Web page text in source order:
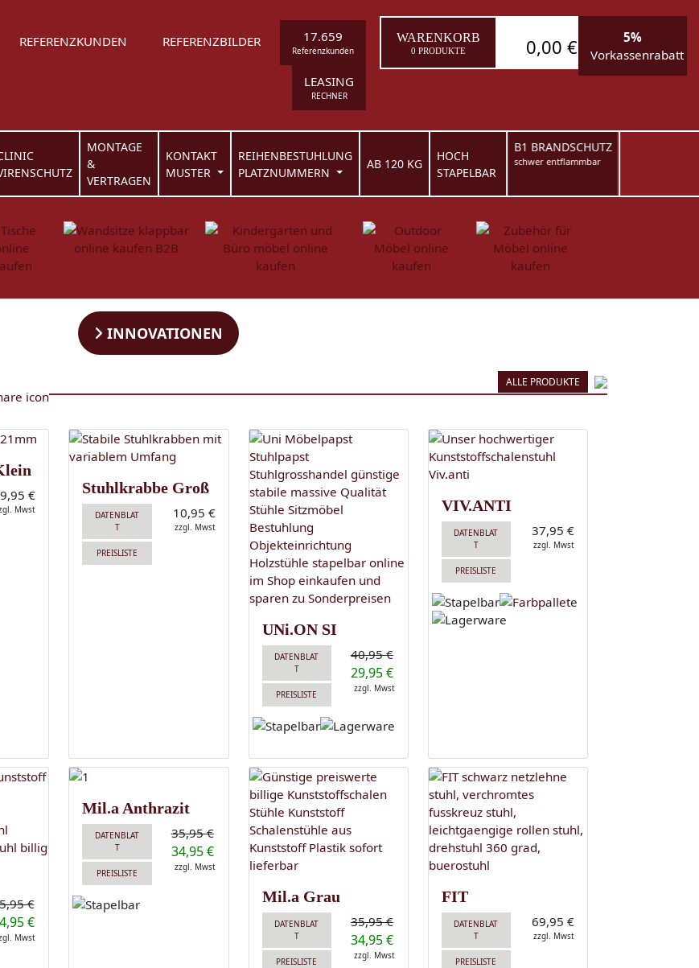
REFERENZKUNDEN REFERENZBILDER 17.659
Referenzkunden
LEASING
RECHNER
WARENKORB
0 PRODUKTE 0,00 €
5%
Vorkassenrabatt
MONTAGE
&
VERTRAGEN
KONTAKT
MUSTER
REIHENBESTUHLUNG
PLATZNUMMERN
AB 120 KG
HOCH
STAPELBAR
B1 BRANDSCHUTZ
schwer entflammbar
INNOVATIONEN
ALLE PRODUKTE
9,95 €
Mwst
Stuhlkrabbe Groß
DATENBLAT
T
PREISLISTE
10,95 €
zzgl. Mwst
UNi.ON SI
DATENBLAT
T
PREISLISTE
40,95 €
29,95 €
zzgl. Mwst
VIV.ANTI
DATENBLAT
T
PREISLISTE
37,95 €
zzgl. Mwst
€
€
Mwst
Mil.a Anthrazit
DATENBLAT
T
PREISLISTE
35,95 €
34,95 €
zzgl. Mwst
Mil.a Grau
DATENBLAT
T
PREISLISTE
35,95 €
34,95 €
zzgl. Mwst
FIT
DATENBLAT
T
PREISLISTE
69,95 €
zzgl. Mwst